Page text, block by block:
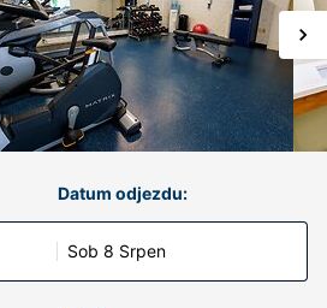
Datum odjezdu:
Sob 8 Srpen